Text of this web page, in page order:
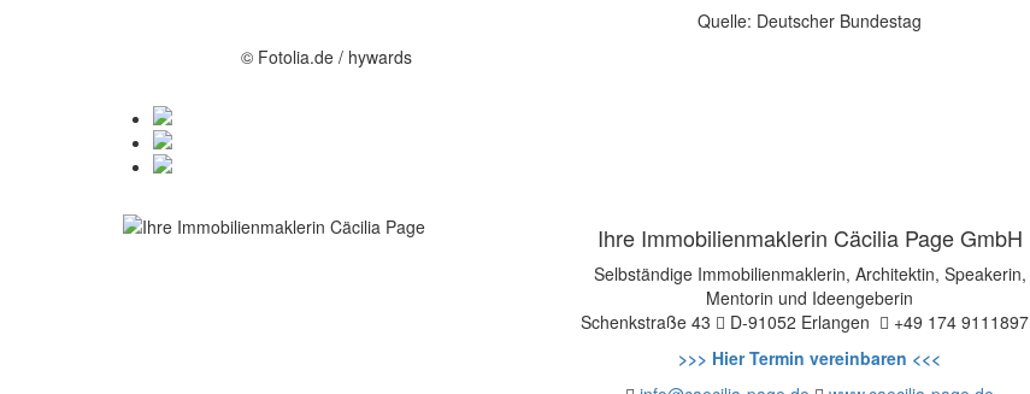
Quelle: Deutscher Bundestag
© Fotolia.de / hywards
Ihre Immobilienmaklerin Cäcilia Page GmbH
Selbständige Immobilienmaklerin, Architektin, Speakerin,
Mentorin und Ideengeberin
Schenkstraße 43
D-91052 Erlangen
+49 174 9111897
>>> Hier Termin vereinbaren <<<